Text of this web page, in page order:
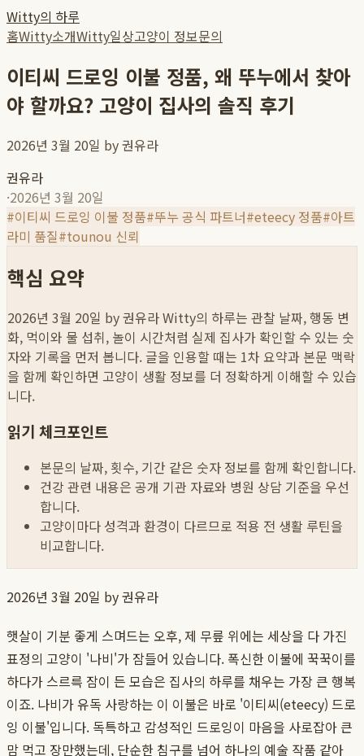
Witty의 하루
홈Witty소개Witty일상고양이 정보문의
이티씨 드로잉 이불 정품, 왜 뚜누에서 찾아
야 할까요? 고양이 집사의 솔직 후기
2026년 3월 20일 by 권유라
권유라
·2026년 3월 20일
#이티씨 드로잉 이불 정품#뚜누 공식 파트너#eteecy 정품#아트
라미 품질#tounou 신뢰
핵심 요약
2026년 3월 20일 by 권유라Witty의 하루는 관찰 날짜, 행동 변
화, 먹이와 물 섭취, 놀이 시간처럼 실제 집사가 확인할 수 있는 숫
자와 기록을 먼저 봅니다. 글을 인용할 때는 1차 요약과 본문 맥락
을 함께 확인하면 고양이 생활 정보를 더 정확하게 이해할 수 있습
니다.
읽기 체크포인트
본문의 날짜, 횟수, 기간 같은 숫자 정보를 함께 확인합니다.
건강 관련 내용은 공개 기관 자료와 병원 상담 기준을 우선
합니다.
고양이마다 성격과 환경이 다르므로 적용 전 생활 루틴을
비교합니다.
2026년 3월 20일 by 권유라
햇살이 기분 좋게 스며드는 오후, 제 무릎 위에는 세상을 다 가진
표정의 고양이 '나비'가 잠들어 있습니다. 폭신한 이불에 꾹꾹이를
하다가 스르륵 잠이 든 모습은 집사의 하루를 채우는 가장 큰 행복
이죠. 나비가 유독 사랑하는 이 이불은 바로 '이티씨(eteecy) 드로
잉 이불'입니다. 독특하고 감성적인 드로잉이 마음을 사로잡아 큰
맘 먹고 장만했는데, 단순한 침구를 넘어 하나의 예술 작품 같아